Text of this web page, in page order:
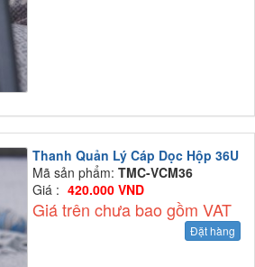
Thanh Quản Lý Cáp Dọc Hộp 36U
Mã sản phẩm: TMC-VCM36
Giá : 420.000 VND
Giá trên chưa bao gồm VAT
Đặt hàng